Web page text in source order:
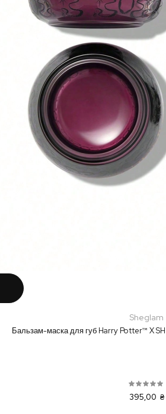
Sheglam
Бальзам-маска для губ Harry Potter™ X
395,00 ₴